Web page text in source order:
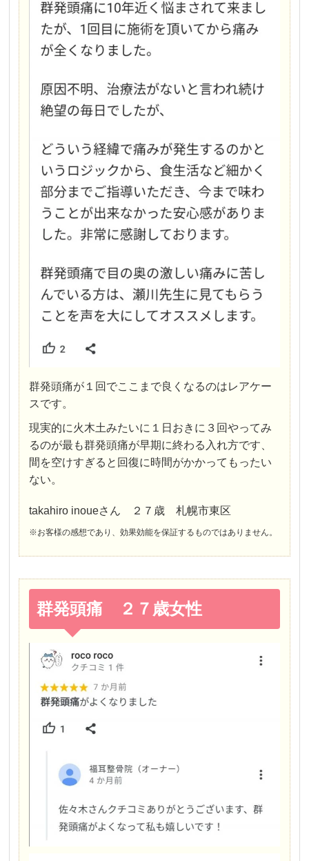
群発頭痛が１回でここまで良くなるのはレアケー
スです。
現実的に火木土みたいに１日おきに３回やってみ
るのが最も群発頭痛が早期に終わる入れ方です、
間を空けすぎると回復に時間がかかってもったい
ない。
takahiro inoueさん ２７歳 札幌市東区
※お客様の感想であり、効果効能を保証するものではありません。
群発頭痛 ２７歳女性